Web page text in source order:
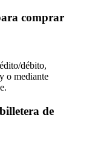
comprar
débito,
o mediante
de